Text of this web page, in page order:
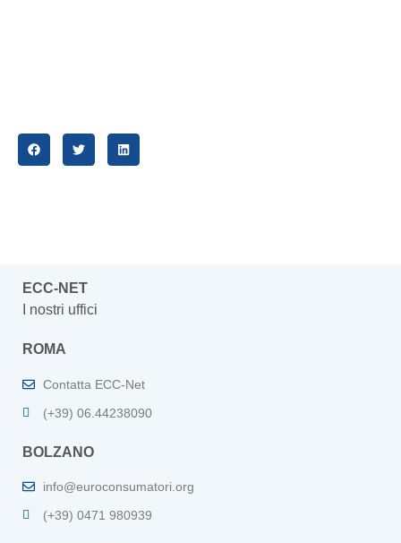
ECC-NET
I nostri uffici
ROMA
Contatta ECC-Net
(+39) 06.44238090
BOLZANO
info@euroconsumatori.org
(+39) 0471 980939